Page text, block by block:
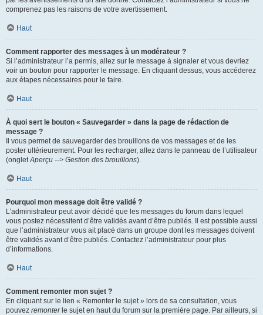
comprenez pas les raisons de votre avertissement.
Haut
Comment rapporter des messages à un modérateur ?
Si l’administrateur l’a permis, allez sur le message à signaler et vous devriez
voir un bouton pour rapporter le message. En cliquant dessus, vous accéderez
aux étapes nécessaires pour le faire.
Haut
À quoi sert le bouton « Sauvegarder » dans la page de rédaction de
message ?
Il vous permet de sauvegarder des brouillons de vos messages et de les
poster ultérieurement. Pour les recharger, allez dans le panneau de l’utilisateur
(ongletAperçu --> Gestion des brouillons).
Haut
Pourquoi mon message doit être validé ?
L’administrateur peut avoir décidé que les messages du forum dans lequel
vous postez nécessitent d’être validés avant d’être publiés. Il est possible aussi
que l’administrateur vous ait placé dans un groupe dont les messages doivent
être validés avant d’être publiés. Contactez l’administrateur pour plus
d’informations.
Haut
Comment remonter mon sujet ?
En cliquant sur le lien « Remonter le sujet » lors de sa consultation, vous
pouvez remonterle sujet en haut du forum sur la première page. Par ailleurs, si